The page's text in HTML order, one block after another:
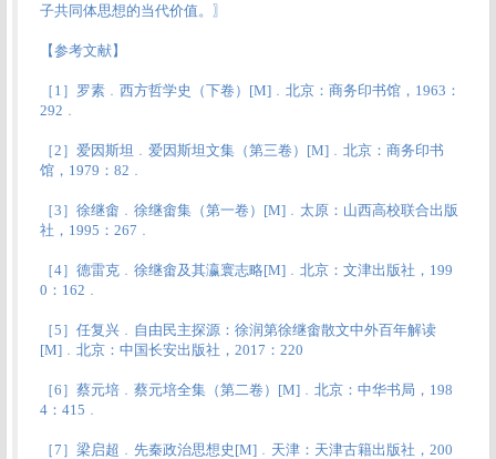
子共同体思想的当代价值。〗
【参考文献】
［1］罗素﹒西方哲学史（下卷）[M]﹒北京：商务印书馆，1963：
292﹒
［2］爱因斯坦﹒爱因斯坦文集（第三卷）[M]﹒北京：商务印书
馆，1979：82﹒
［3］徐继畬﹒徐继畬集（第一卷）[M]﹒太原：山西高校联合出版
社，1995：267﹒
［4］德雷克﹒徐继畬及其瀛寰志略[M]﹒北京：文津出版社，199
0：162﹒
［5］任复兴﹒自由民主探源：徐润第徐继畬散文中外百年解读
[M]﹒北京：中国长安出版社，2017：220
［6］蔡元培﹒蔡元培全集（第二卷）[M]﹒北京：中华书局，198
4：415﹒
［7］梁启超﹒先秦政治思想史[M]﹒天津：天津古籍出版社，200